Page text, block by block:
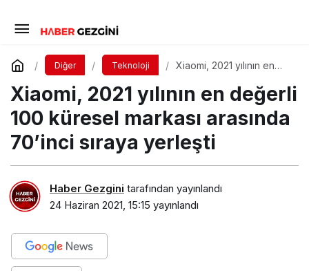
Diğer Teknoloji
Xiaomi, 2021 yılının en
markası arasında 70’inci
sıraya yerleşti
Xiaomi, 2021 yılının en değerli
100 küresel markası arasında
70’inci sıraya yerleşti
Haber Gezgini tarafından yayınlandı
24 Haziran 2021, 15:15 yayınlandı